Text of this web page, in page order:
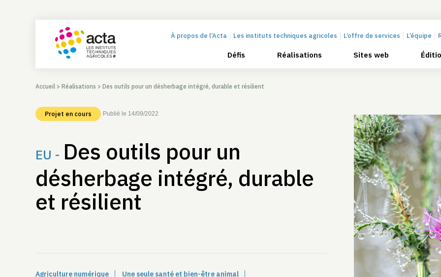
À propos de l’Acta Les instituts techniques agricoles L’offre de services L’équipe
Défis Réalisations Sites web
Accueil > Réalisations > Des outils pour un désherbage intégré, durable et résilient
Projet en cours Publié le 14/09/2022
EU - Des outils pour un
désherbage intégré, durable
et résilient
Agriculture numérique
Une seule santé et bien-être animal